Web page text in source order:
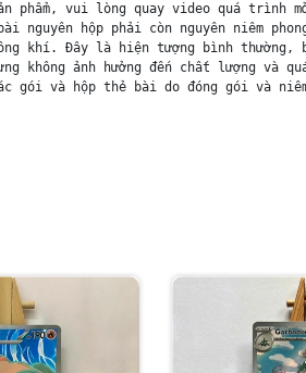
phẩm, vui lòng quay video quá
nguyên hộp phải còn nguyên niêm
khí. Đây là hiện tượng bình thường,
không ảnh hưởng đến chất lượng và
gói và hộp thẻ bài do đóng gói